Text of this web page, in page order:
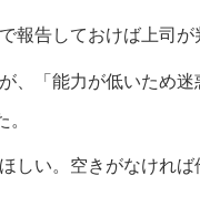
報告しておけば上司が
、「能力が低いため
しい。空きがなけれ